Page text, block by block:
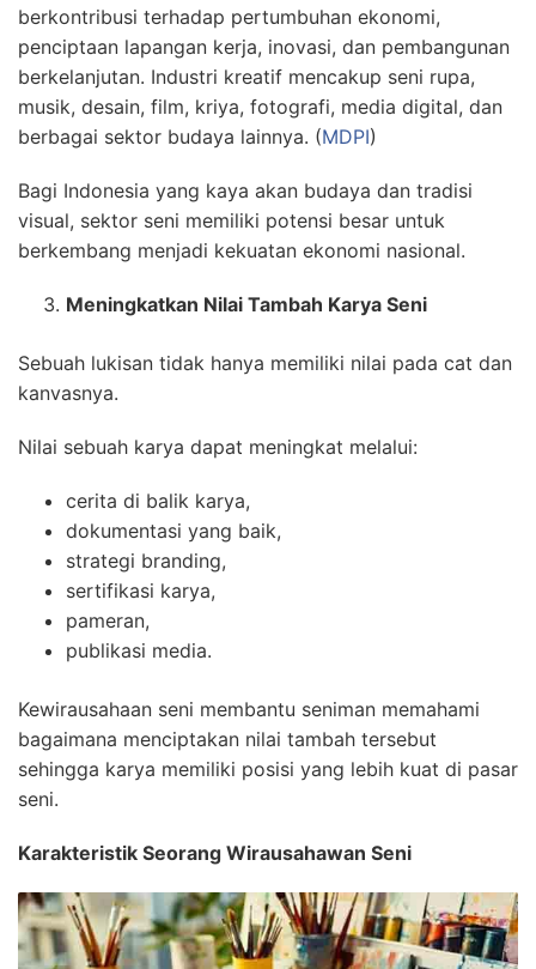
berkontribusi terhadap pertumbuhan ekonomi,
penciptaan lapangan kerja, inovasi, dan pembangunan
berkelanjutan. Industri kreatif mencakup seni rupa,
musik, desain, film, kriya, fotografi, media digital, dan
berbagai sektor budaya lainnya. (MDPI)
Bagi Indonesia yang kaya akan budaya dan tradisi
visual, sektor seni memiliki potensi besar untuk
berkembang menjadi kekuatan ekonomi nasional.
Meningkatkan Nilai Tambah Karya Seni
Sebuah lukisan tidak hanya memiliki nilai pada cat dan
kanvasnya.
Nilai sebuah karya dapat meningkat melalui:
cerita di balik karya,
dokumentasi yang baik,
strategi branding,
sertifikasi karya,
pameran,
publikasi media.
Kewirausahaan seni membantu seniman memahami
bagaimana menciptakan nilai tambah tersebut
sehingga karya memiliki posisi yang lebih kuat di pasar
seni.
Karakteristik Seorang Wirausahawan Seni